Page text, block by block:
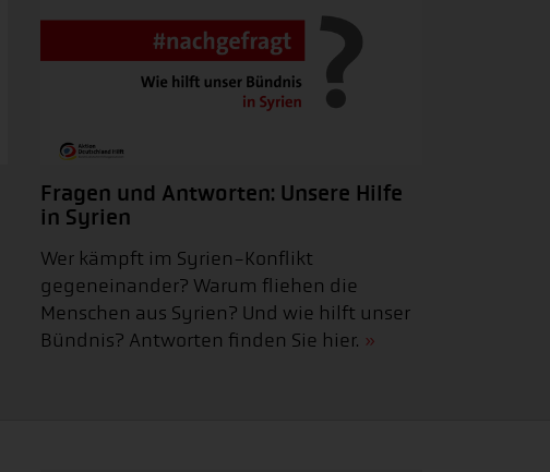
Fragen und Antworten: Unsere Hilfe
in Syrien
Wer kämpft im Syrien-Konflikt
gegeneinander? Warum fliehen die
Menschen aus Syrien? Und wie hilft unser
Bündnis? Antworten finden Sie hier.